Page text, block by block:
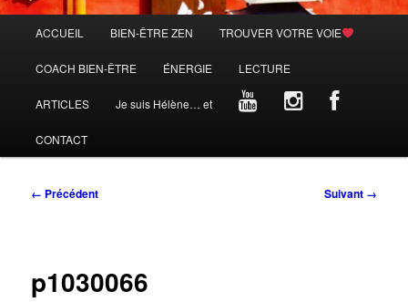
principal
ACCUEIL BIEN-ÊTRE ZEN TROUVER VOTRE VOIE
COACH BIEN-ÊTRE ÉNERGIE LECTURE
ARTICLES Je suis Hélène… et
CONTACT
Navigation
← Précédent Suivant →
p1030066